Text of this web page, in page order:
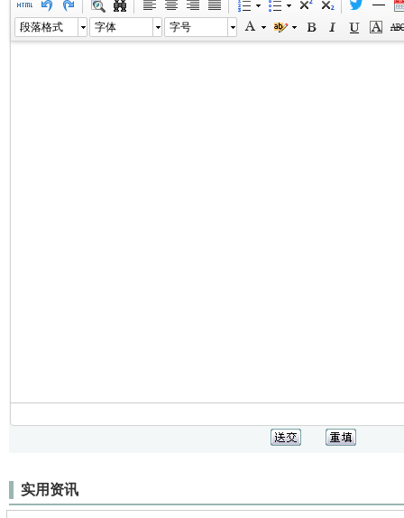
段落格式 字体 字号
实用资讯